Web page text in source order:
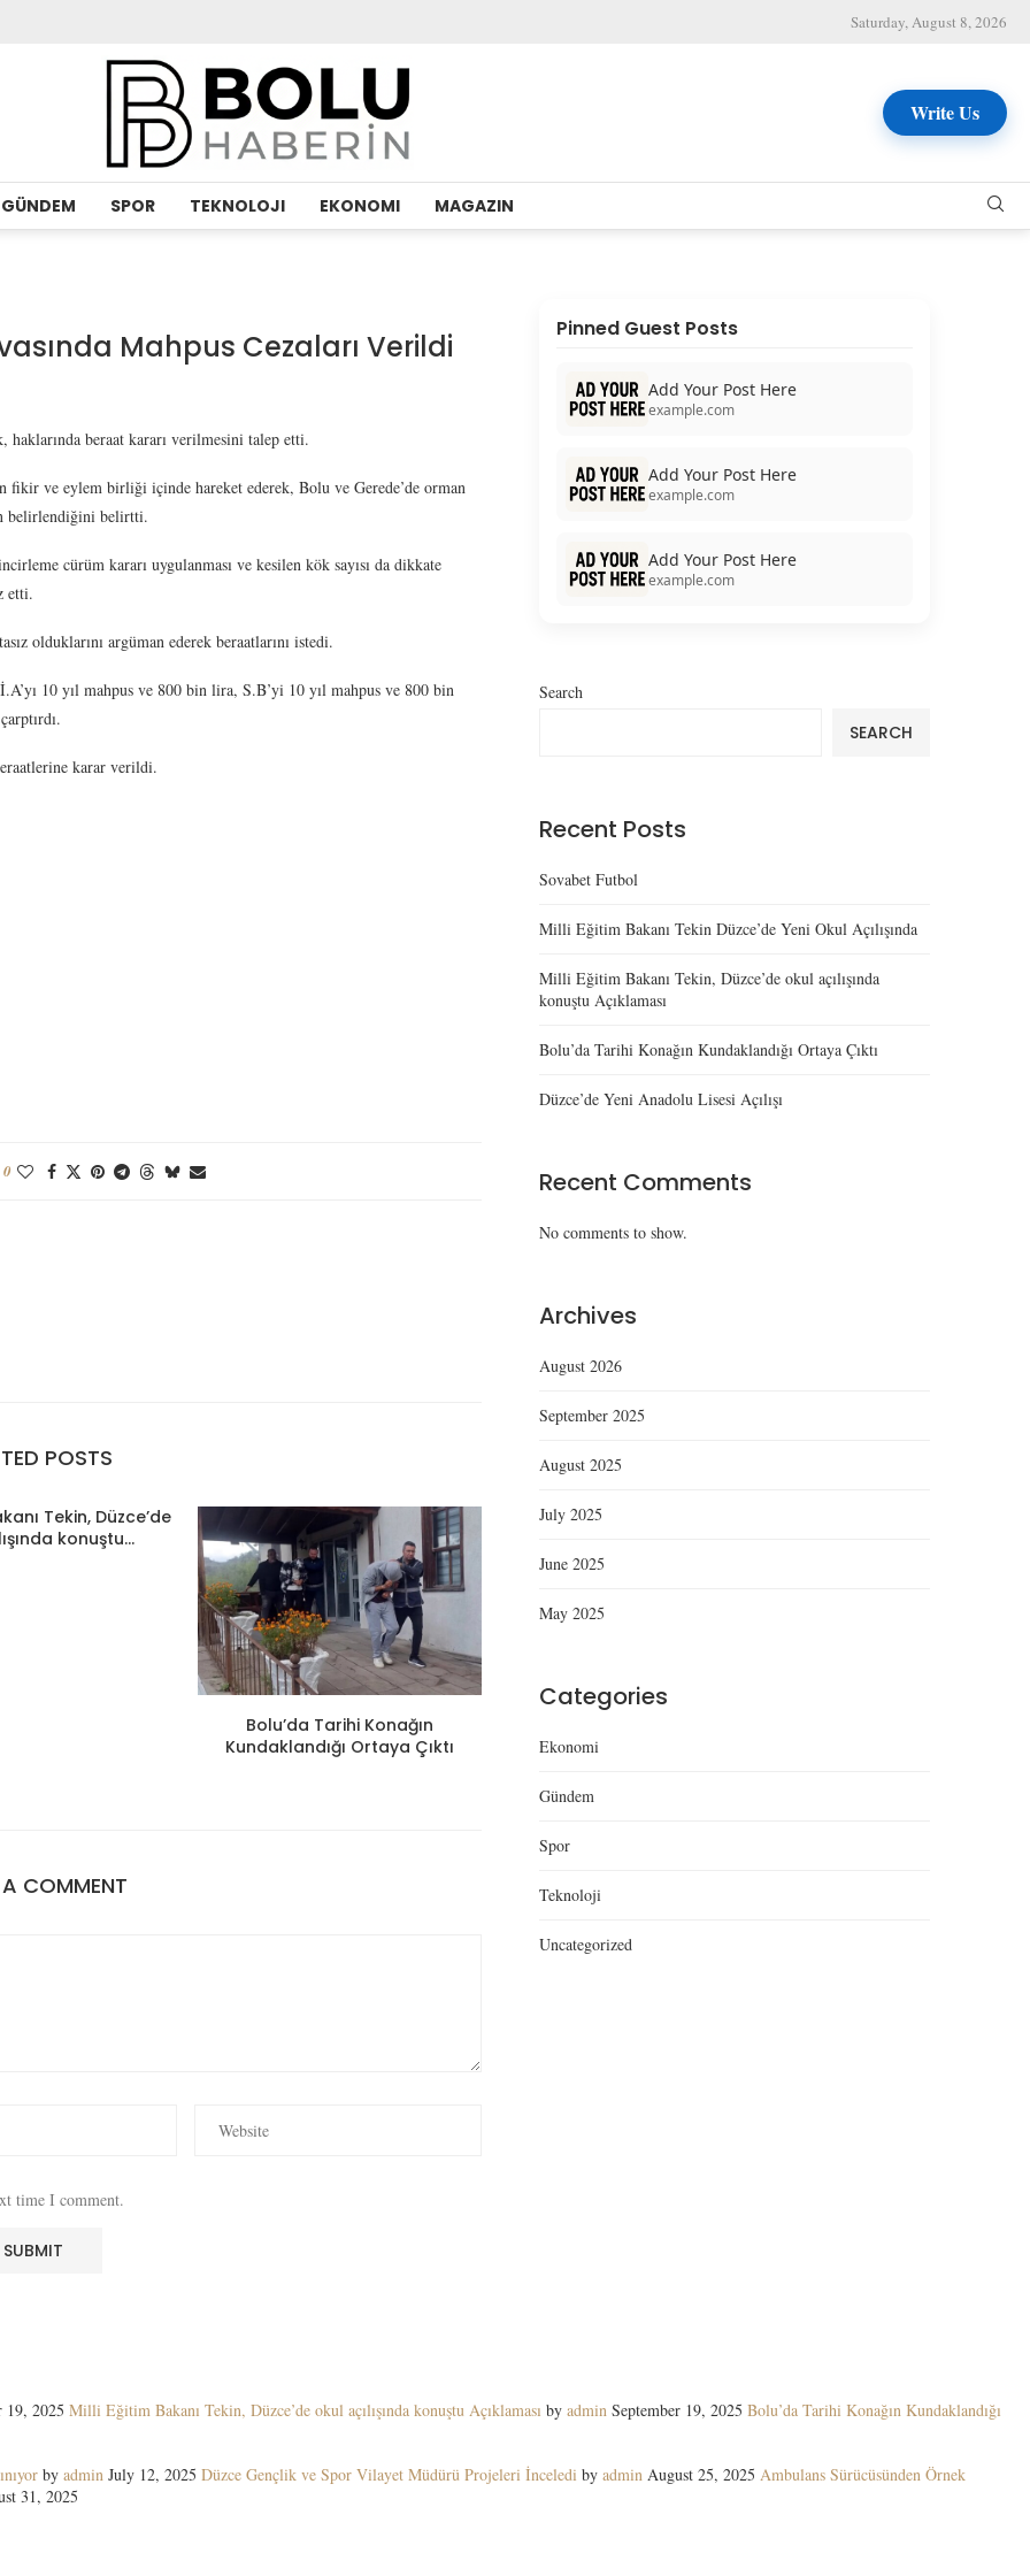
Saturday, August 8, 2026
Write Us
GÜNDEM SPOR TEKNOLOJI EKONOMI MAGAZIN
Mahpus Cezaları Verildi
haklarında beraat kararı verilmesini talep etti.
fikir ve eylem birliği içinde hareket ederek, Bolu ve Gerede’de orman
belirlendiğini belirtti.
cürüm kararı uygulanması ve kesilen kök sayısı da dikkate
etti.
olduklarını argüman ederek beraatlarını istedi.
10 yıl mahpus ve 800 bin lira, S.B’yi 10 yıl mahpus ve 800 bin
karar verildi.
0
POSTS
Tekin, Düzce’de
konuştu...
Bolu’da Tarihi Konağın
Kundaklandığı Ortaya Çıktı
A COMMENT
time I comment.
Pinned Guest Posts
Add Your Post Here
example.com
Add Your Post Here
example.com
Add Your Post Here
example.com
Search
SEARCH
Recent Posts
Sovabet Futbol
Milli Eğitim Bakanı Tekin Düzce’de Yeni Okul Açılışında
Milli Eğitim Bakanı Tekin, Düzce’de okul açılışında
konuştu Açıklaması
Bolu’da Tarihi Konağın Kundaklandığı Ortaya Çıktı
Düzce’de Yeni Anadolu Lisesi Açılışı
Recent Comments
No comments to show.
Archives
August 2026
September 2025
August 2025
July 2025
June 2025
May 2025
Categories
Ekonomi
Gündem
Spor
Teknoloji
Uncategorized
19, 2025 Milli Eğitim Bakanı Tekin, Düzce’de okul açılışında konuştu Açıklaması by admin September 19, 2025 Bolu’da Tarihi Konağın Kundaklandığı
by admin July 12, 2025 Düzce Gençlik ve Spor Vilayet Müdürü Projeleri İnceledi by admin August 25, 2025 Ambulans Sürücüsünden Örnek
31, 2025